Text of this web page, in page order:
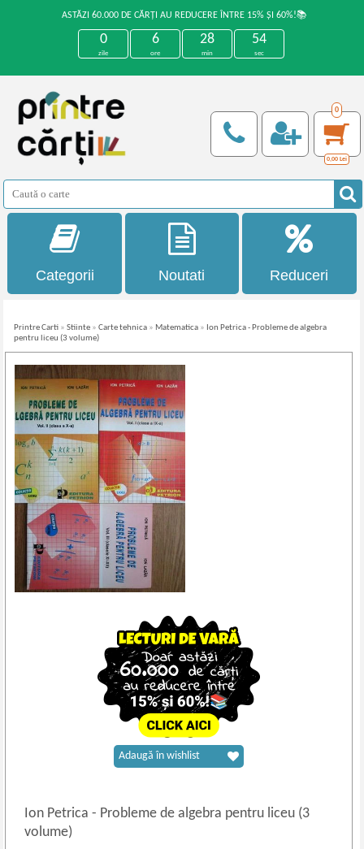
ASTĂZI 60.000 DE CĂRȚI AU REDUCERE ÎNTRE 15% ȘI 60%!📚
0
zile
6
ore
28
min
54
sec
0
0,00 Lei
Categorii Noutati Reduceri
Printre Carti »Stiinte »Carte tehnica » Matematica » Ion Petrica - Probleme de algebra
pentru liceu (3 volume)
Ion Petrica- Probleme de algebra pentru liceu (3
volume)
Adaugă în wishlist